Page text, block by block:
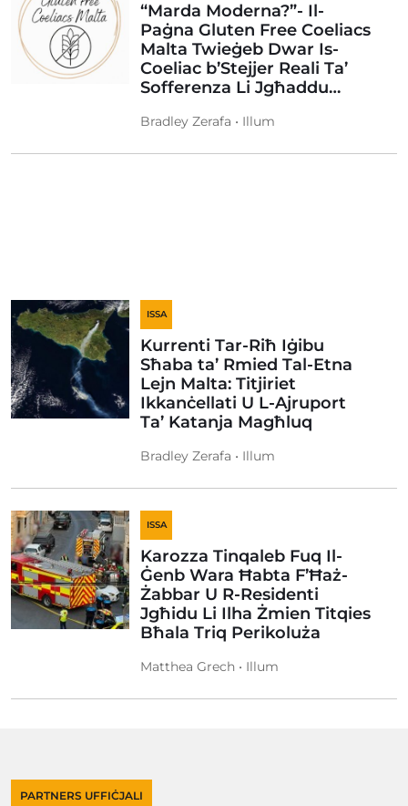
“Marda Moderna?”- Il-
Paġna Gluten Free Coeliacs
Malta Twieġeb Dwar Is-
Coeliac b’Stejjer Reali Ta’
Sofferenza Li Jgħaddu…
Bradley Zerafa • Illum
ISSA
Kurrenti Tar-Riħ Iġibu
Sħaba ta’ Rmied Tal-Etna
Lejn Malta: Titjiriet
Ikkanċellati U L-Ajruport
Ta’ Katanja Magħluq
Bradley Zerafa • Illum
ISSA
Karozza Tinqaleb Fuq Il-
Ġenb Wara Ħabta F’Ħaż-
Żabbar U R-Residenti
Jgħidu Li Ilha Żmien Titqies
Bħala Triq Perikoluża
Matthea Grech • Illum
PARTNERS UFFIĊJALI